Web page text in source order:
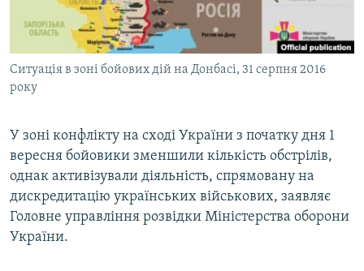
ПОДКАСТИ
КРИМ РЕАЛІЇ
РУС
КТАТ
Ситуація в зоні бойових дій на Донбасі, 31 серпня 2016
року
У зоні конфлікту на сході України з початку дня 1
вересня бойовики зменшили кількість обстрілів,
однак активізували діяльність, спрямовану на
дискредитацію українських військових, заявляє
Головне управління розвідки Міністерства оборони
України.